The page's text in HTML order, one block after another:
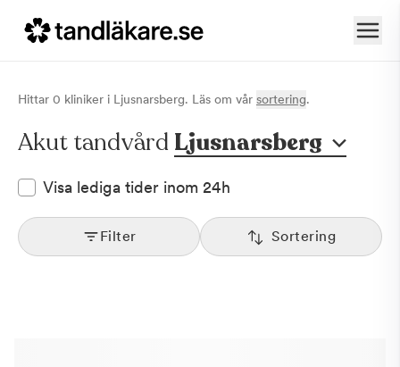
Hittar 0 kliniker i Ljusnarsberg. Läs om vår sortering.
Akut tandvård Ljusnarsberg
Visa lediga tider inom 24h
Filter Sortering